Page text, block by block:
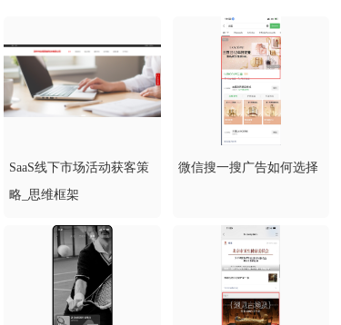
SaaS线下市场活动获客策
略_思维框架
微信搜一搜广告如何选择